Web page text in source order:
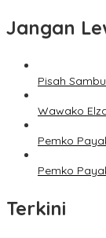
Jangan
Pisah
Wawako
Pemko
Pemko
Terkini